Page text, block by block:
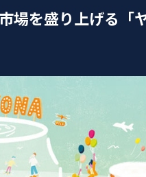
場を盛り上げる「